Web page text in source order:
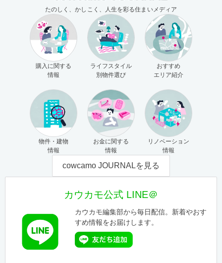
たのしく、かしこく、人生を彩る住まいメディア
購入に関する
情報
ライフスタイル
別物件選び
おすすめ
エリア紹介
物件・建物
情報
お金に関する
情報
リノベーション
情報
cowcamo JOURNALを見る
カウカモ公式 LINE＠
カウカモ編集部から毎日配信。新着やおす
すめ情報をお届けします。